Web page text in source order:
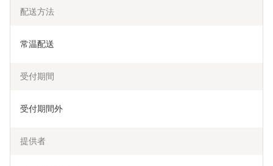
配送方法
常温配送
受付期間
受付期間外
提供者